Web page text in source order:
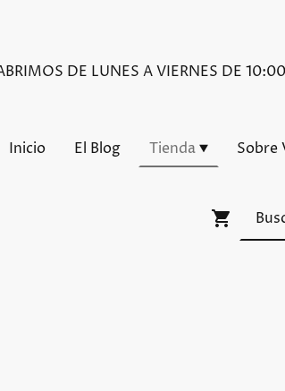
DE LUNES A VIERNES DE
Inicio El Blog Tienda Sobre